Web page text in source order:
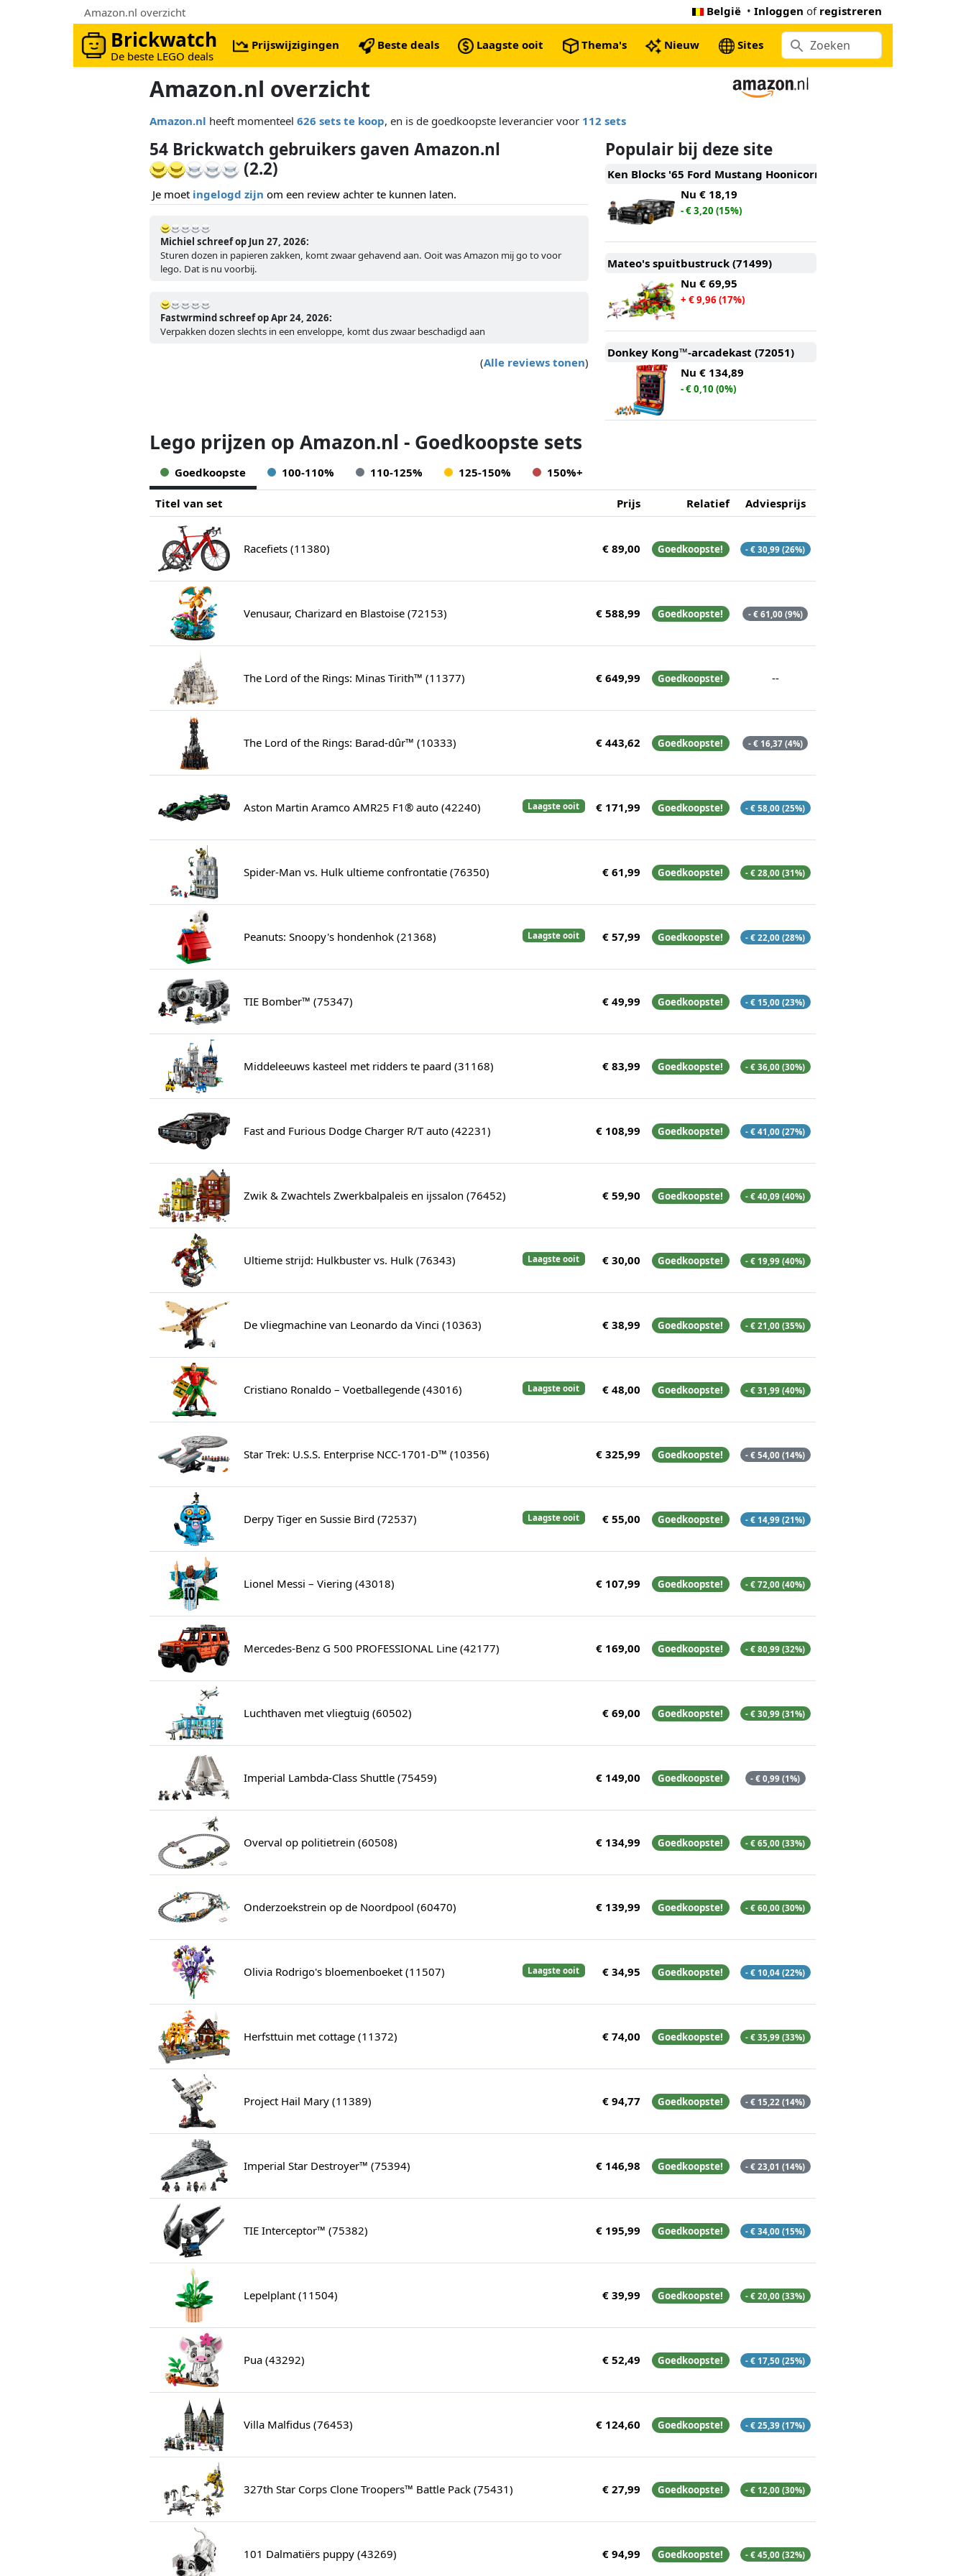
Amazon.nl overzicht België • Inloggen of registreren
Brickwatch
De beste LEGO deals
Prijswijzigingen Beste deals Laagste ooit Thema's Nieuw Sites
Amazon.nl overzicht
Amazon.nl heeft momenteel626 sets te koop, en is de goedkoopste leverancier voor 112 sets
54 Brickwatch gebruikers gaven Amazon.nl
(2.2)
Je moet ingelogd zijn om een review achter te kunnen laten.
Michiel schreef op Jun 27, 2026:
Sturen dozen in papieren zakken, komt zwaar gehavend aan. Ooit was Amazon mij go to voor
lego. Dat is nu voorbij.
Fastwrmind schreef op Apr 24, 2026:
Verpakken dozen slechts in een enveloppe, komt dus zwaar beschadigd aan
(Alle reviews tonen)
Populair bij deze site
Ken Blocks '65 Ford Mustang Hoonicorn V1 (77262)
Nu€ 18,19
- € 3,20 (15%)
Mateo's spuitbustruck (71499)
Nu€ 69,95
+ € 9,96 (17%)
Donkey Kong™-arcadekast (72051)
Nu€ 134,89
- € 0,10 (0%)
Lego prijzen op Amazon.nl - Goedkoopste sets
Goedkoopste 100-110% 110-125% 125-150% 150%+
Titel van set Prijs Relatief Adviesprijs
Racefiets (11380) € 89,00 Goedkoopste! - € 30,99 (26%)
Venusaur, Charizard en Blastoise (72153) € 588,99 Goedkoopste! - € 61,00 (9%)
The Lord of the Rings: Minas Tirith™ (11377) € 649,99 Goedkoopste! --
The Lord of the Rings: Barad-dûr™ (10333) € 443,62 Goedkoopste! - € 16,37 (4%)
Laagste ooit
Aston Martin Aramco AMR25 F1® auto (42240) € 171,99 Goedkoopste! - € 58,00 (25%)
Spider-Man vs. Hulk ultieme confrontatie (76350) € 61,99 Goedkoopste! - € 28,00 (31%)
Laagste ooit
Peanuts: Snoopy's hondenhok (21368) € 57,99 Goedkoopste! - € 22,00 (28%)
TIE Bomber™ (75347) € 49,99 Goedkoopste! - € 15,00 (23%)
Middeleeuws kasteel met ridders te paard (31168) € 83,99 Goedkoopste! - € 36,00 (30%)
Fast and Furious Dodge Charger R/T auto (42231) € 108,99 Goedkoopste! - € 41,00 (27%)
Zwik & Zwachtels Zwerkbalpaleis en ijssalon (76452) € 59,90 Goedkoopste! - € 40,09 (40%)
Laagste ooit
Ultieme strijd: Hulkbuster vs. Hulk (76343) € 30,00 Goedkoopste! - € 19,99 (40%)
De vliegmachine van Leonardo da Vinci (10363) € 38,99 Goedkoopste! - € 21,00 (35%)
Laagste ooit
Cristiano Ronaldo – Voetballegende (43016) € 48,00 Goedkoopste! - € 31,99 (40%)
Star Trek: U.S.S. Enterprise NCC-1701-D™ (10356) € 325,99 Goedkoopste! - € 54,00 (14%)
Laagste ooit
Derpy Tiger en Sussie Bird (72537) € 55,00 Goedkoopste! - € 14,99 (21%)
Lionel Messi – Viering (43018) € 107,99 Goedkoopste! - € 72,00 (40%)
Mercedes-Benz G 500 PROFESSIONAL Line (42177) € 169,00 Goedkoopste! - € 80,99 (32%)
Luchthaven met vliegtuig (60502) € 69,00 Goedkoopste! - € 30,99 (31%)
Imperial Lambda-Class Shuttle (75459) € 149,00 Goedkoopste! - € 0,99 (1%)
Overval op politietrein (60508) € 134,99 Goedkoopste! - € 65,00 (33%)
Onderzoekstrein op de Noordpool (60470) € 139,99 Goedkoopste! - € 60,00 (30%)
Laagste ooit
Olivia Rodrigo's bloemenboeket (11507) € 34,95 Goedkoopste! - € 10,04 (22%)
Herfsttuin met cottage (11372) € 74,00 Goedkoopste! - € 35,99 (33%)
Project Hail Mary (11389) € 94,77 Goedkoopste! - € 15,22 (14%)
Imperial Star Destroyer™ (75394) € 146,98 Goedkoopste! - € 23,01 (14%)
TIE Interceptor™ (75382) € 195,99 Goedkoopste! - € 34,00 (15%)
Lepelplant (11504) € 39,99 Goedkoopste! - € 20,00 (33%)
Pua (43292) € 52,49 Goedkoopste! - € 17,50 (25%)
Villa Malfidus (76453) € 124,60 Goedkoopste! - € 25,39 (17%)
327th Star Corps Clone Troopers™ Battle Pack (75431) € 27,99 Goedkoopste! - € 12,00 (30%)
101 Dalmatiërs puppy (43269) € 94,99 Goedkoopste! - € 45,00 (32%)